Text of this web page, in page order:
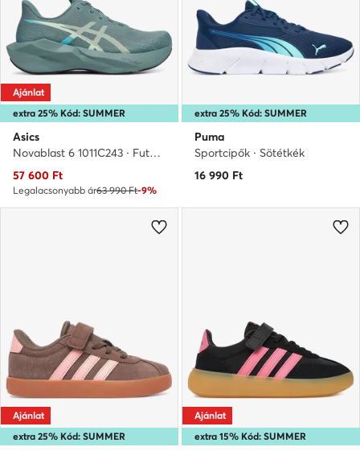
extra 25% Kód: SUMMER
Ajánlat
Asics
Novablast 6 1011C243 · Futócipő
Aktuális ár
57 600 Ft
Legalacsonyabb ár63 990 Ft-9%
extra 25% Kód: SUMMER
Puma
Sportcipők · Sötétkék
16 990 Ft
extra 25% Kód: SUMMER
Ajánlat
extra 15% Kód: SUMMER
Ajánlat